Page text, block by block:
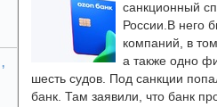
,
санкционный
России.В него
компаний, в
а также одно
шесть судов. Под санкции
банк. Там заявили, что банк